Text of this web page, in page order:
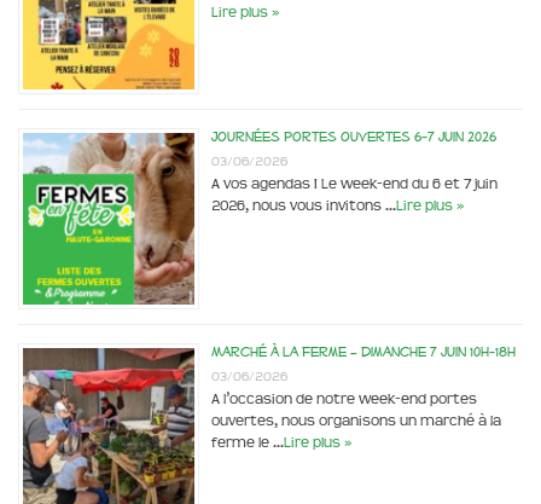
Lire plus »
Journées portes ouvertes 6-7 juin 2026
03/06/2026
A vos agendas ! Le week-end du 6 et 7 juin
2026, nous vous invitons …Lire plus »
Marché à la ferme – dimanche 7 juin 10h-18h
03/06/2026
A l’occasion de notre week-end portes
ouvertes, nous organisons un marché à la
ferme le …Lire plus »